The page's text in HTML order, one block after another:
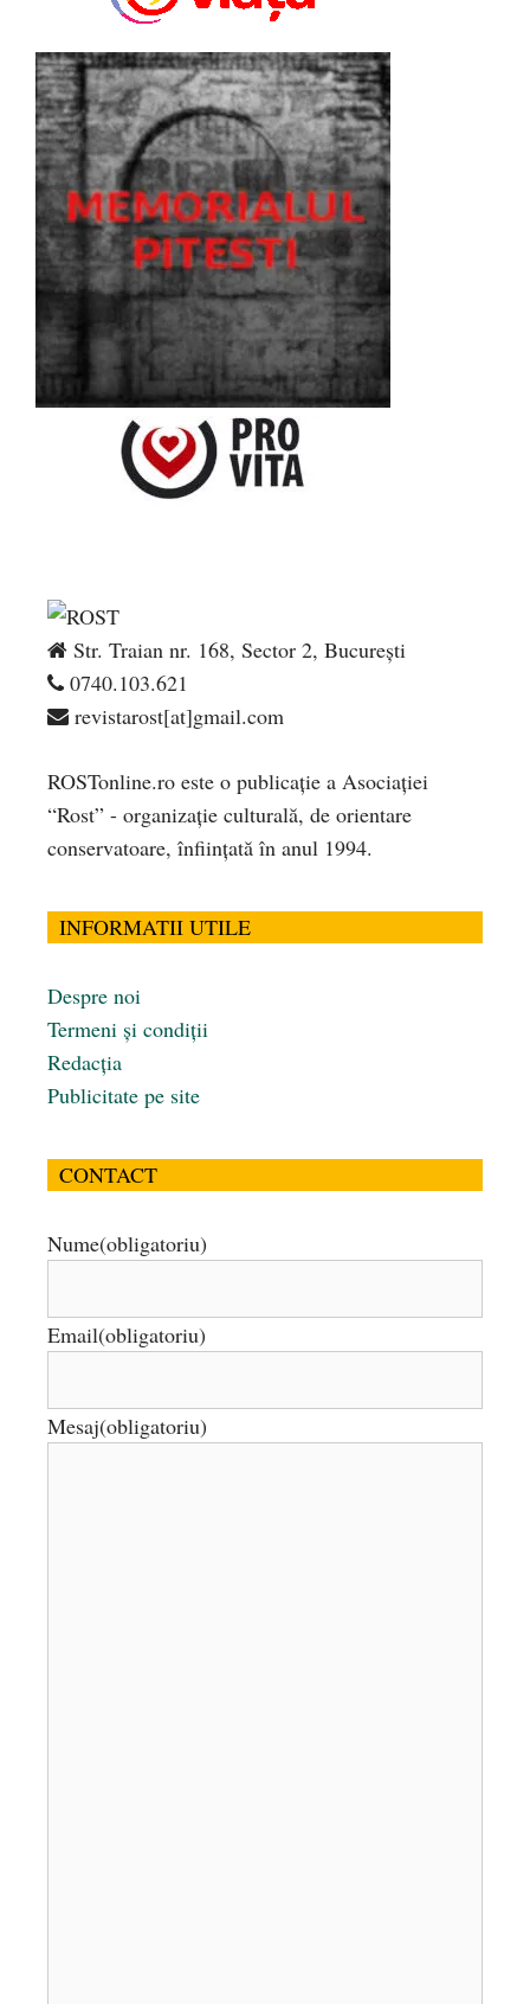
Str. Traian nr. 168, Sector 2, București
0740.103.621
revistarost[at]gmail.com
ROSTonline.ro este o publicaţie a Asociaţiei
“Rost” - organizaţie culturală, de orientare
conservatoare, înfiinţată în anul 1994.
INFORMATII UTILE
Despre noi
Termeni și condiții
Redacția
Publicitate pe site
CONTACT
Nume(obligatoriu)
Email(obligatoriu)
Mesaj(obligatoriu)